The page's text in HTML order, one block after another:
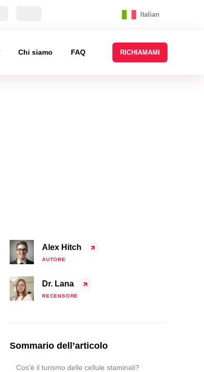
Italian
Chi siamo FAQ RICHIAMAMI
Alex Hitch
AUTORE
Dr. Lana
RECENSORE
Sommario dell’articolo
Cos’è il turismo delle cellule staminali?